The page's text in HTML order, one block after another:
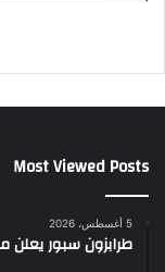
Most Viewed Posts
5 أغسطس، 2026
طرابزون سبور